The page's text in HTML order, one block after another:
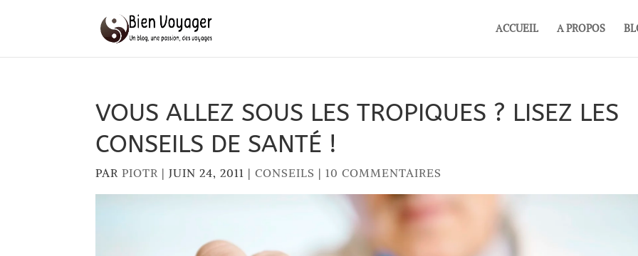
ACCUEIL A PROPOS
VOUS ALLEZ SOUS LES TROPIQUES ? LISEZ LES
CONSEILS DE SANTÉ !
PARPIOTR |JUIN 24, 2011 |CONSEILS |10 COMMENTAIRES